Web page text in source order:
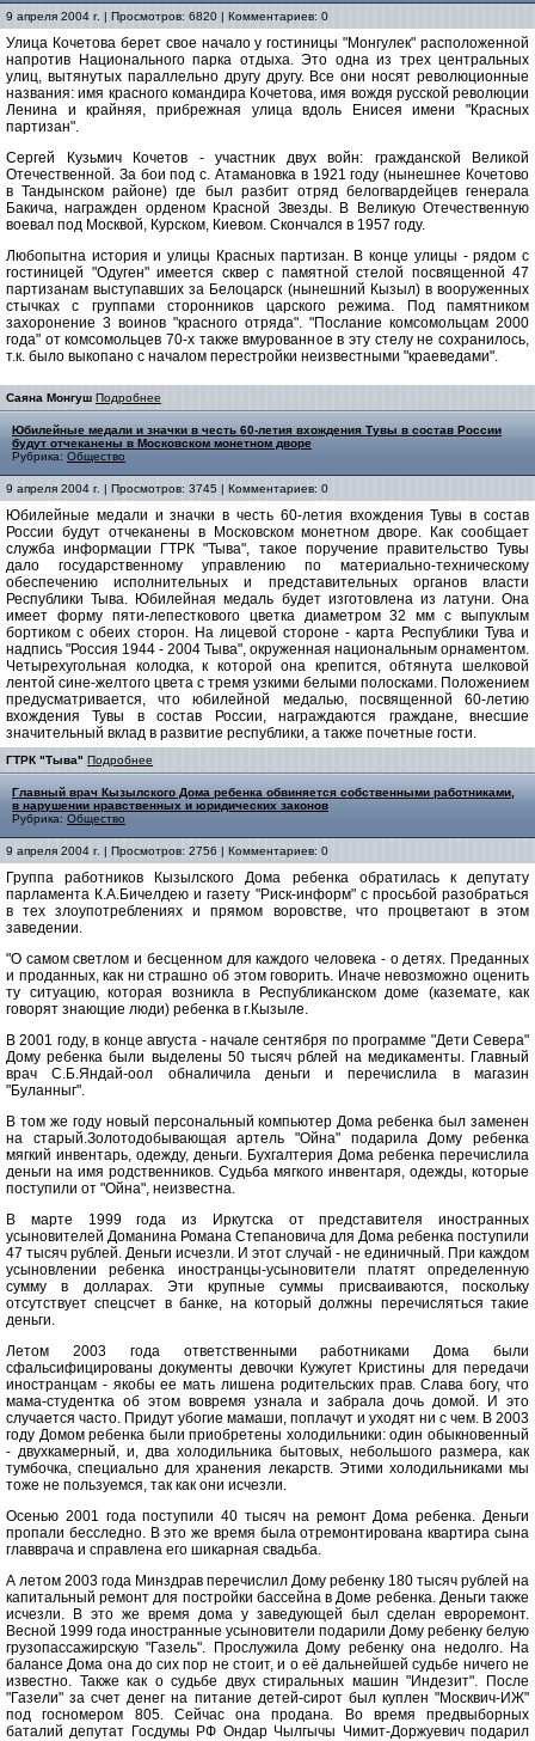
9 апреля 2004 г. | Просмотров: 6820 | Комментариев: 0
Улица Кочетова берет свое начало у гостиницы "Mонгулек" расположенной
напротив Национального парка отдыха. Это одна из трех центральных
улиц, вытянутых параллельно другу другу. Все они носят революционные
названия: имя красного командира Кочетова, имя вождя русской революции
Ленина и крайняя, прибрежная улица вдоль Енисея имени "Красных
партизан".
Сергей Кузьмич Кочетов - участник двух войн: гражданской Великой
Отечественной. За бои под с. Атамановка в 1921 году (нынешнее Кочетово
в Тандынском районе) где был разбит отряд белогвардейцев генерала
Бакича, награжден орденом Красной Звезды. В Великую Отечественную
воевал под Москвой, Курском, Киевом. Скончался в 1957 году.
Любопытна история и улицы Красных партизан. В конце улицы - рядом с
гостиницей "Одуген" имеется сквер с памятной стелой посвященной 47
партизанам выступавших за Белоцарск (нынешний Кызыл) в вооруженных
стычках с группами сторонников царского режима. Под памятником
захоронение 3 воинов "красного отряда". "Послание комсомольцам 2000
года" от комсомольцев 70-х также вмурованное в эту стелу не сохранилось,
т.к. было выкопано с началом перестройки неизвестными "краеведами".
Саяна Монгуш Подробнее
Юбилейные медали и значки в честь 60-летия вхождения Тувы в состав России
будут отчеканены в Московском монетном дворе
Рубрика: Общество
9 апреля 2004 г. | Просмотров: 3745 | Комментариев: 0
Юбилейные медали и значки в честь 60-летия вхождения Тувы в состав
России будут отчеканены в Московском монетном дворе. Как сообщает
служба информации ГТРК "Тыва", такое поручение правительство Тувы
дало государственному управлению по материально-техническому
обеспечению исполнительных и представительных органов власти
Республики Тыва. Юбилейная медаль будет изготовлена из латуни. Она
имеет форму пяти-лепесткового цветка диаметром 32 мм с выпуклым
бортиком с обеих сторон. На лицевой стороне - карта Республики Тува и
надпись "Россия 1944 - 2004 Тыва", окруженная национальным орнаментом.
Четырехугольная колодка, к которой она крепится, обтянута шелковой
лентой сине-желтого цвета с тремя узкими белыми полосками. Положением
предусматривается, что юбилейной медалью, посвященной 60-летию
вхождения Тувы в состав России, награждаются граждане, внесшие
значительный вклад в развитие республики, а также почетные гости.
ГТРК "Тыва" Подробнее
Главный врач Кызылского Дома ребенка обвиняется собственными работниками,
в нарушении нравственных и юридических законов
Рубрика: Общество
9 апреля 2004 г. | Просмотров: 2756 | Комментариев: 0
Группа работников Кызылского Дома ребенка обратилась к депутату
парламента К.А.Бичелдею и газету "Риск-информ" с просьбой разобраться
в тех злоупотреблениях и прямом воровстве, что процветают в этом
заведении.
"О самом светлом и бесценном для каждого человека - о детях. Преданных
и проданных, как ни страшно об этом говорить. Иначе невозможно оценить
ту ситуацию, которая возникла в Республиканском доме (каземате, как
говорят знающие люди) ребенка в г.Кызыле.
В 2001 году, в конце августа - начале сентября по программе "Дети Севера"
Дому ребенка были выделены 50 тысяч рблей на медикаменты. Главный
врач С.Б.Яндай-оол обналичила деньги и перечислила в магазин
"Буланныг".
В том же году новый персональный компьютер Дома ребенка был заменен
на старый.Золотодобывающая артель "Ойна" подарила Дому ребенка
мягкий инвентарь, одежду, деньги. Бухгалтерия Дома ребенка перечислила
деньги на имя родственников. Судьба мягкого инвентаря, одежды, которые
поступили от "Ойна", неизвестна.
В марте 1999 года из Иркутска от представителя иностранных
усыновителей Доманина Романа Степановича для Дома ребенка поступили
47 тысяч рублей. Деньги исчезли. И этот случай - не единичный. При каждом
усыновлении ребенка иностранцы-усыновители платят определенную
сумму в долларах. Эти крупные суммы присваиваются, поскольку
отсутствует спецсчет в банке, на который должны перечисляться такие
деньги.
Летом 2003 года ответственными работниками Дома были
сфальсифицированы документы девочки Кужугет Кристины для передачи
иностранцам - якобы ее мать лишена родительских прав. Слава богу, что
мама-студентка об этом вовремя узнала и забрала дочь домой. И это
случается часто. Придут убогие мамаши, поплачут и уходят ни с чем. В 2003
году Домом ребенка были приобретены холодильники: один обыкновенный
- двухкамерный, и, два холодильника бытовых, небольшого размера, как
тумбочка, специально для хранения лекарств. Этими холодильниками мы
тоже не пользуемся, так как они исчезли.
Осенью 2001 года поступили 40 тысяч на ремонт Дома ребенка. Деньги
пропали бесследно. В это же время была отремонтирована квартира сына
главврача и справлена его шикарная свадьба.
А летом 2003 года Минздрав перечислил Дому ребенку 180 тысяч рублей на
капитальный ремонт для постройки бассейна в Доме ребенка. Деньги также
исчезли. В это же время дома у заведующей был сделан евроремонт.
Весной 1999 года иностранные усыновители подарили Дому ребенку белую
грузопассажирскую "Газель". Прослужила Дому ребенку она недолго. На
балансе Дома она до сих пор не стоит, и о её дальнейшей судьбе ничего не
известно. Также как о судьбе двух стиральных машин "Индезит". После
"Газели" за счет денег на питание детей-сирот был куплен "Москвич-ИЖ"
под госномером 805. Сейчас она продана. Во время предвыборных
баталий депутат Госдумы РФ Ондар Чылгычы Чимит-Доржуевич подарил